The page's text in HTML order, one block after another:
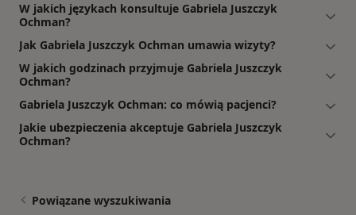
W jakich językach konsultuje Gabriela Juszczyk
Ochman?
Jak Gabriela Juszczyk Ochman umawia wizyty?
W jakich godzinach przyjmuje Gabriela Juszczyk
Ochman?
Gabriela Juszczyk Ochman: co mówią pacjenci?
Jakie ubezpieczenia akceptuje Gabriela Juszczyk
Ochman?
Powiązane wyszukiwania